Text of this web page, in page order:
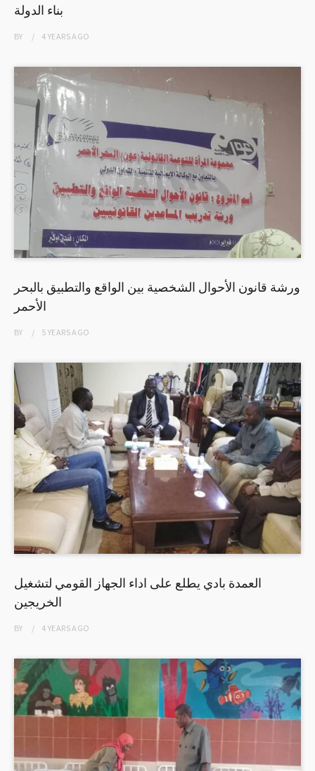
بناء الدولة
BY 4 YEARSAGO
ورشة قانون الأحوال الشخصية بين الواقع والتطبيق بالبحر
الأحمر
BY 5 YEARSAGO
العمدة بادي يطلع على اداء الجهاز القومي لتشغيل
الخريجين
BY 4 YEARSAGO